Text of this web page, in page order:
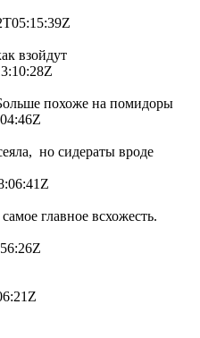
взойдут
похоже на помидоры
но сидераты вроде
главное всхожесть.